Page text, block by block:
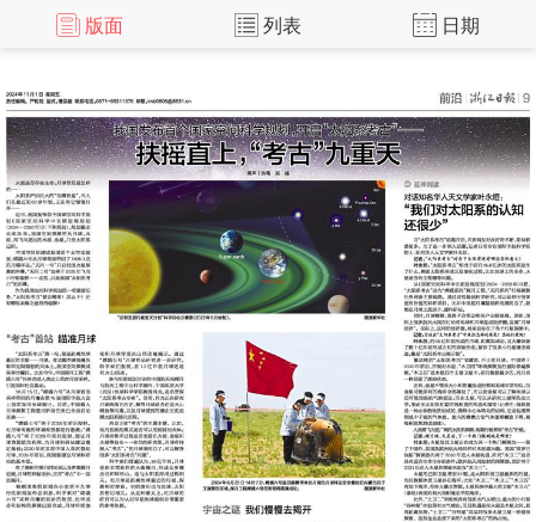
版面 列表 日期